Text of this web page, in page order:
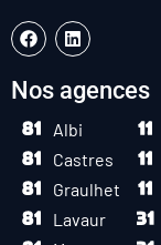
Nos agences
Albi
Castres
Graulhet
Lavaur